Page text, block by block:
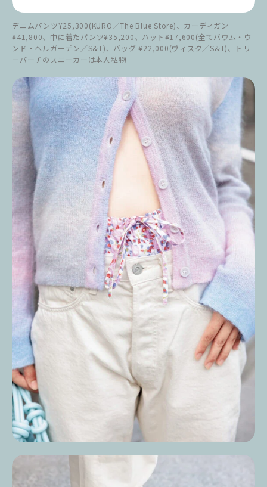
デニムパンツ¥25,300(KURO／The Blue Store)、カーディガン
¥41,800、中に着たパンツ¥35,200、ハット¥17,600(全てバウム・ウ
ンド・ヘルガーデン／S&T)、バッグ ¥22,000(ヴィスク／S&T)、トリ
ーバーチのスニーカーは本人私物